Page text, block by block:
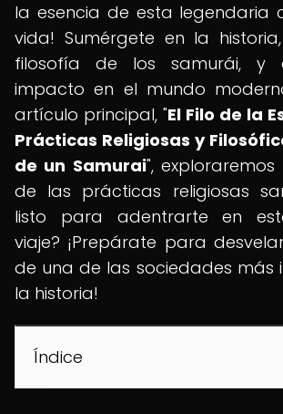
la esencia de esta legendaria
vida! Sumérgete en la
filosofía de los samurái, y
impacto en el mundo
artículo principal, "El Filo de la
Prácticas Religiosas y
de un Samurai",
de las prácticas religiosas
listo para adentrarte en
viaje? ¡Prepárate para
de una de las sociedades más
la historia!
Índice